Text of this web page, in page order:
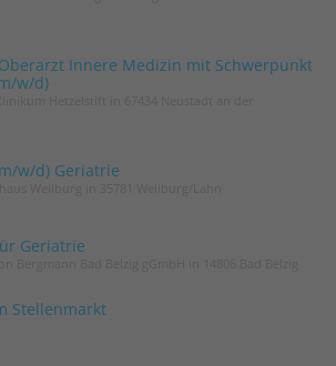
Innere Medizin mit Schwerpunkt
w/d)
w/d) Geriatrie
Geriatrie
Stellenmarkt